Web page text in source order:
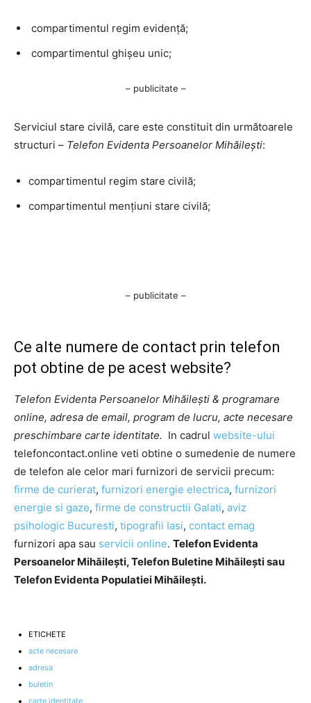
compartimentul regim evidență;
compartimentul ghișeu unic;
– publicitate –
Serviciul stare civilă, care este constituit din următoarele
structuri – Telefon Evidenta Persoanelor Mihăilești:
compartimentul regim stare civilă;
compartimentul mențiuni stare civilă;
– publicitate –
Ce alte numere de contact prin telefon
pot obtine de pe acest website?
Telefon Evidenta Persoanelor Mihăilești & programare
online, adresa de email, program de lucru, acte necesare
preschimbare carte identitate. In cadrul website-ului
telefoncontact.online veti obtine o sumedenie de numere
de telefon ale celor mari furnizori de servicii precum:
firme de curierat, furnizori energie electrica, furnizori
energie si gaze, firme de constructii Galati, aviz
psihologic Bucuresti, tipografii Iasi, contact emag
furnizori apa sau servicii online. Telefon Evidenta
Persoanelor Mihăilești, Telefon Buletine Mihăilești sau
Telefon Evidenta Populatiei Mihăilești.
ETICHETE
acte necesare
adresa
buletin